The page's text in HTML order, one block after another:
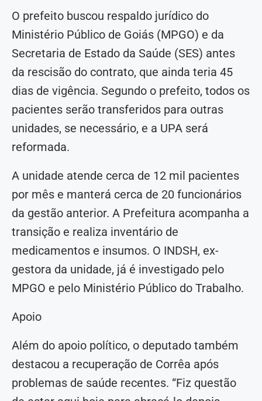
O prefeito buscou respaldo jurídico do
Ministério Público de Goiás (MPGO) e da
Secretaria de Estado da Saúde (SES) antes
da rescisão do contrato, que ainda teria 45
dias de vigência. Segundo o prefeito, todos os
pacientes serão transferidos para outras
unidades, se necessário, e a UPA será
reformada.
A unidade atende cerca de 12 mil pacientes
por mês e manterá cerca de 20 funcionários
da gestão anterior. A Prefeitura acompanha a
transição e realiza inventário de
medicamentos e insumos. O INDSH, ex-
gestora da unidade, já é investigado pelo
MPGO e pelo Ministério Público do Trabalho.
Apoio
Além do apoio político, o deputado também
destacou a recuperação de Corrêa após
problemas de saúde recentes. “Fiz questão